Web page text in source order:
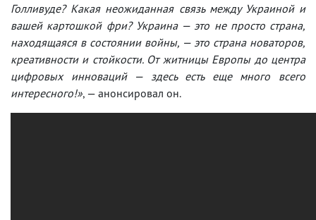
Голливуде? Какая неожиданная связь между Украиной и
вашей картошкой фри? Украина — это не просто страна,
находящаяся в состоянии войны, — это страна новаторов,
креативности и стойкости. От житницы Европы до центра
цифровых инноваций — здесь есть еще много всего
интересного!», — анонсировал он.